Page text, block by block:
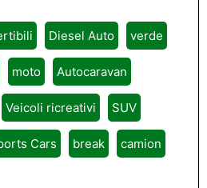
Diesel Auto verde
moto Autocaravan
Veicoli ricreativi SUV
Cars break camion